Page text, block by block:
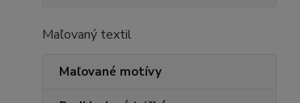
Maľovaný textil
Maľované motívy